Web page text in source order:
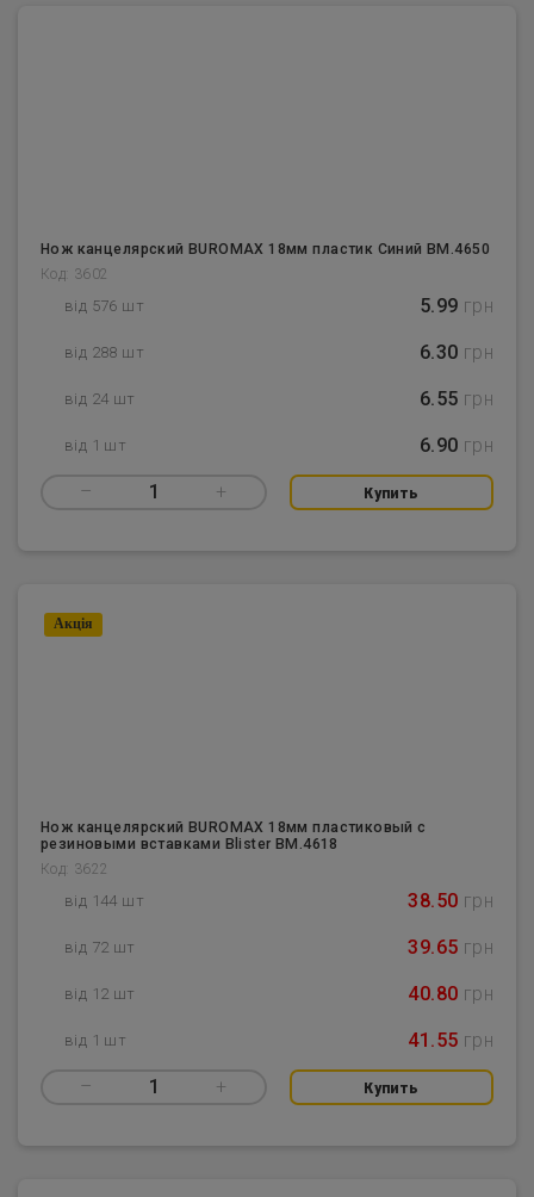
Нож канцелярский BUROMAX 18мм пластик Cиний BM.4650
Код: 3602
від 576 шт 5.99 грн
від 288 шт 6.30 грн
від 24 шт 6.55 грн
від 1 шт 6.90 грн
– 1 + Купить
Нож канцелярский BUROMAX 18мм пластиковый с
резиновыми вставками Blister BM.4618
Код: 3622
від 144 шт 38.50 грн
від 72 шт 39.65 грн
від 12 шт 40.80 грн
від 1 шт 41.55 грн
– 1 + Купить
Акцiя